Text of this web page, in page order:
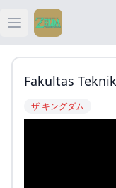
Open main menu
Fakultas
ザ キングダム